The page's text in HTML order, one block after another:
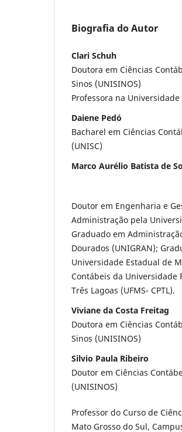
Biografia do Autor
Clari Schuh
Doutora em Ciências
Sinos (UNISINOS)
Professora na
Daiene Pedó
Bacharel em Ciências
(UNISC)
Marco Aurélio Batista de
Doutor em Engenharia e
Administração pela
Graduado em
Dourados (UNIGRAN);
Universidade Estadual de
Contábeis da Universidade
Três Lagoas (UFMS- CPTL).
Viviane da Costa Freitag
Doutora em Ciências
Sinos (UNISINOS)
Silvio Paula Ribeiro
Doutor em Ciências
(UNISINOS)
Professor do Curso de
Mato Grosso do Sul,